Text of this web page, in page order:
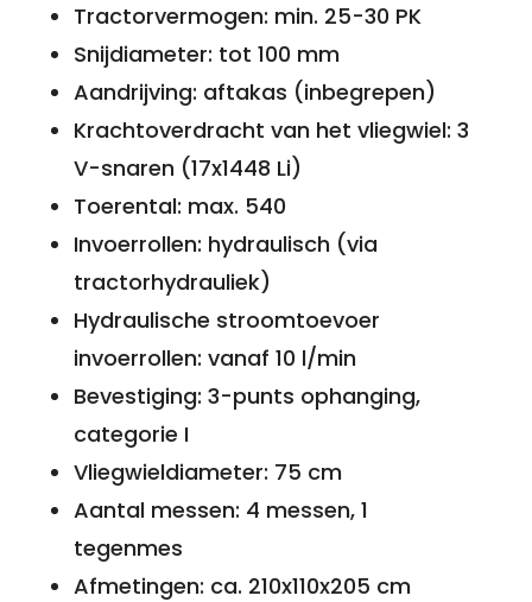
Tractorvermogen: min. 25-30 PK
Snijdiameter: tot 100 mm
Aandrijving: aftakas (inbegrepen)
Krachtoverdracht van het vliegwiel: 3
V-snaren (17x1448 Li)
Toerental: max. 540
Invoerrollen: hydraulisch (via
tractorhydrauliek)
Hydraulische stroomtoevoer
invoerrollen: vanaf 10 l/min
Bevestiging: 3-punts ophanging,
categorie I
Vliegwieldiameter: 75 cm
Aantal messen: 4 messen, 1
tegenmes
Afmetingen: ca. 210x110x205 cm